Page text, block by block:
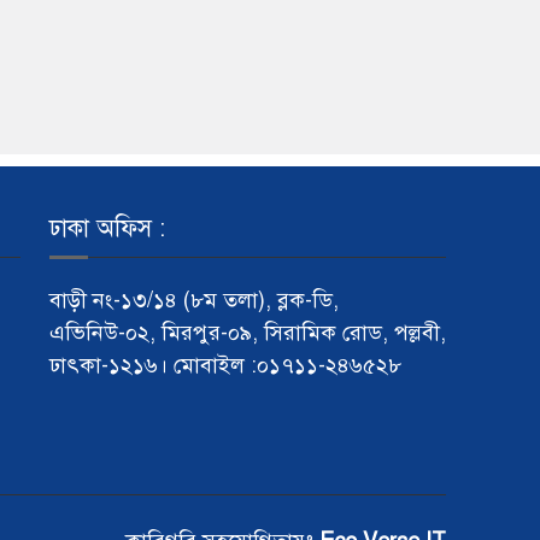
ঢাকা অফিস :
বাড়ী নং-১৩/১৪ (৮ম তলা), ব্লক-ডি,
এভিনিউ-০২, মিরপুর-০৯, সিরামিক রোড, পল্লবী,
ঢাৎকা-১২১৬। মোবাইল :০১৭১১-২৪৬৫২৮